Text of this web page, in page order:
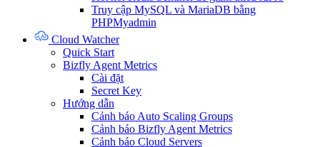
Truy cập MySQL và MariaDB bằng
PHPMyadmin
Cloud Watcher
Quick Start
Bizfly Agent Metrics
Cài đặt
Secret Key
Hướng dẫn
Cảnh báo Auto Scaling Groups
Cảnh báo Bizfly Agent Metrics
Cảnh báo Cloud Servers